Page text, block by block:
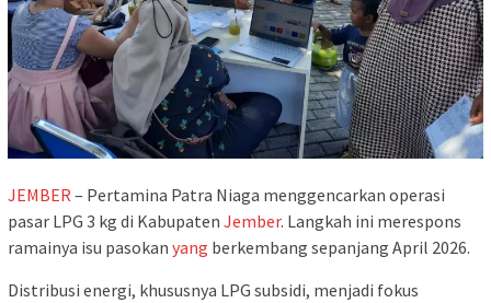
JEMBER – Pertamina Patra Niaga menggencarkan operasi
pasar LPG 3 kg di Kabupaten Jember. Langkah ini merespons
ramainya isu pasokan yang berkembang sepanjang April 2026.
Distribusi energi, khususnya LPG subsidi, menjadi fokus